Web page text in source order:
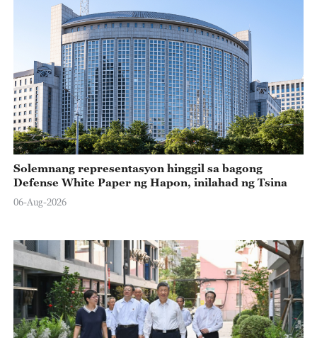
Solemnang representasyon hinggil sa bagong
Defense White Paper ng Hapon, inilahad ng Tsina
06-Aug-2026